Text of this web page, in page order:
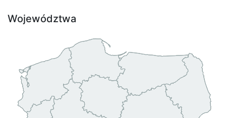
Województwa